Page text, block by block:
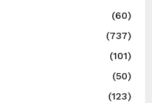
(60)
(737)
(101)
(50)
(123)